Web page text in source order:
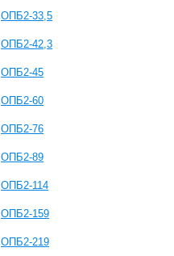
ОПБ2-33,5
ОПБ2-42,3
ОПБ2-45
ОПБ2-60
ОПБ2-76
ОПБ2-89
ОПБ2-114
ОПБ2-159
ОПБ2-219